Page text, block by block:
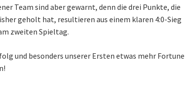
Team sind aber gewarnt, denn die drei Punkte, die
geholt hat, resultieren aus einem klaren 4:0-Sieg
zweiten Spieltag.
und besonders unserer Ersten etwas mehr Fortune